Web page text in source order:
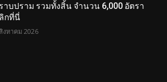
าบปราม รวมทั้งสิ้น จำนวน 6,000 อัตรา
กที่นี่
งหาคม 2026